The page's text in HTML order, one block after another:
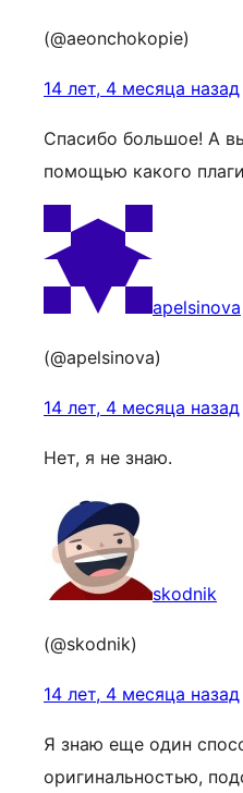
(@aeonchokopie)
14 лет, 4 месяца назад
Спасибо большое! А
помощью какого
apelsinova
(@apelsinova)
14 лет, 4 месяца назад
Нет, я не знаю.
skodnik
(@skodnik)
14 лет, 4 месяца назад
Я знаю еще один
оригинальностью,